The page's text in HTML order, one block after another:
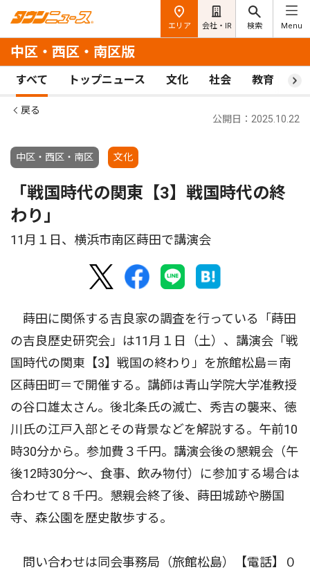
エリア 会社・IR 検索 Menu
中区・西区・南区版
すべて トップニュース 文化 社会 教育 ス
戻る
中区・西区・南区 文化
公開日：2025.10.22
「戦国時代の関東【3】戦国時代の終
わり｣
11月１日、横浜市南区蒔田で講演会
蒔田に関係する吉良家の調査を行っている「蒔田
の吉良歴史研究会」は11月１日（土）、講演会「戦
国時代の関東【3】戦国の終わり」を旅館松島＝南
区蒔田町＝で開催する。講師は青山学院大学准教授
の谷口雄太さん。後北条氏の滅亡、秀吉の襲来、徳
川氏の江戸入部とその背景などを解説する。午前10
時30分から。参加費３千円。講演会後の懇親会（午
後12時30分〜、食事、飲み物付）に参加する場合は
合わせて８千円。懇親会終了後、蒔田城跡や勝国
寺、森公園を歴史散歩する。
問い合わせは同会事務局（旅館松島）【電話】０